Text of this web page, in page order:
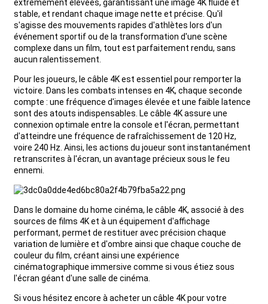
extrêmement élevées, garantissant une image 4K fluide et
stable, et rendant chaque image nette et précise. Qu'il
s'agisse des mouvements rapides d'athlètes lors d'un
événement sportif ou de la transformation d'une scène
complexe dans un film, tout est parfaitement rendu, sans
aucun ralentissement.
Pour les joueurs, le câble 4K est essentiel pour remporter la
victoire. Dans les combats intenses en 4K, chaque seconde
compte : une fréquence d'images élevée et une faible latence
sont des atouts indispensables. Le câble 4K assure une
connexion optimale entre la console et l'écran, permettant
d'atteindre une fréquence de rafraîchissement de 120 Hz,
voire 240 Hz. Ainsi, les actions du joueur sont instantanément
retranscrites à l'écran, un avantage précieux sous le feu
ennemi.
Dans le domaine du home cinéma, le câble 4K, associé à des
sources de films 4K et à un équipement d'affichage
performant, permet de restituer avec précision chaque
variation de lumière et d'ombre ainsi que chaque couche de
couleur du film, créant ainsi une expérience
cinématographique immersive comme si vous étiez sous
l'écran géant d'une salle de cinéma.
Si vous hésitez encore à acheter un câble 4K pour votre